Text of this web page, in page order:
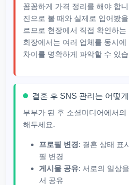
꼼꼼하게 가격 정리를 해야 합
진으로 볼 때와 실제로 입어봤
르므로 현장에서 직접 확인하
회장에서는 여러 업체를 동시
차이를 명확하게 파악할 수 있
결혼 후 SNS 관리는 어떻
부부가 된 후 소셜미디어에서
해두세요.
프로필 변경: 결혼 상태 표
필 변경
게시물 공유: 서로의 일상
서 공유